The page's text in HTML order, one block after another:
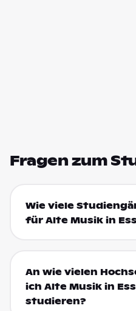
Fragen zum
Wie viele
für Alte Musik in
An wie vielen
ich Alte Musik in
studieren?